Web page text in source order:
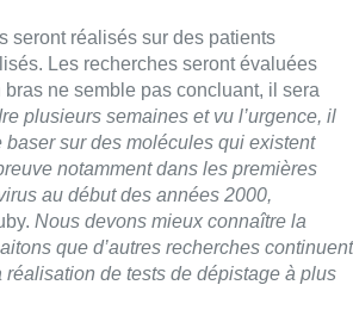
seront réalisés sur des patients
Les recherches seront évaluées
ne semble pas concluant, il sera
plusieurs semaines et vu l’urgence, il
baser sur des molécules qui existent
notamment dans les premières
au début des années 2000,
Nous devons mieux connaître la
que d’autres recherches continuent
réalisation de tests de dépistage à plus